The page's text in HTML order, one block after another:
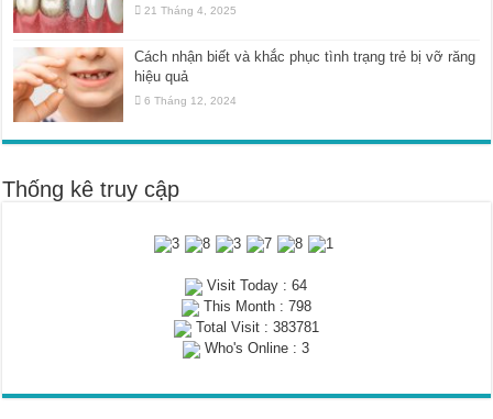
21 Tháng 4, 2025
Cách nhận biết và khắc phục tình trạng trẻ bị vỡ răng
hiệu quả
6 Tháng 12, 2024
Thống kê truy cập
Visit Today : 64
This Month : 798
Total Visit : 383781
Who's Online : 3